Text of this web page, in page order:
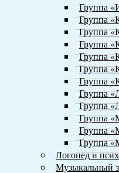
Группа
Группа
Группа
Группа
Группа
Группа
Группа
Группа
Группа
Группа
Группа
Группа
Логопед и
Музыкальный